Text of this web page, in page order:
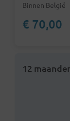
Binnen België
€ 70,00
12